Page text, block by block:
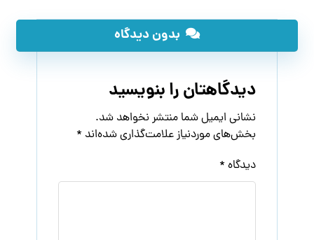
بدون دیدگاه
دیدگاهتان را بنویسید
نشانی ایمیل شما منتشر نخواهد شد.
بخش‌های موردنیاز علامت‌گذاری شده‌اند *
دیدگاه *